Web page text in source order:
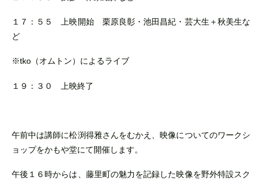
１７：５５ 上映開始 栗原良彰・池田昌紀・芸大生＋秋美生な
ど
※tko（オムトン）によるライブ
１９：３０ 上映終了
午前中は講師に松渕得雅さんをむかえ、映像についてのワークシ
ョップをかもや堂にて開催します。
午後１６時からは、藤里町の魅力を記録した映像を野外特設スク